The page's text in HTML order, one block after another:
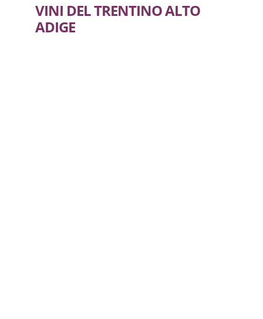
VINI DEL TRENTINO ALTO
ADIGE